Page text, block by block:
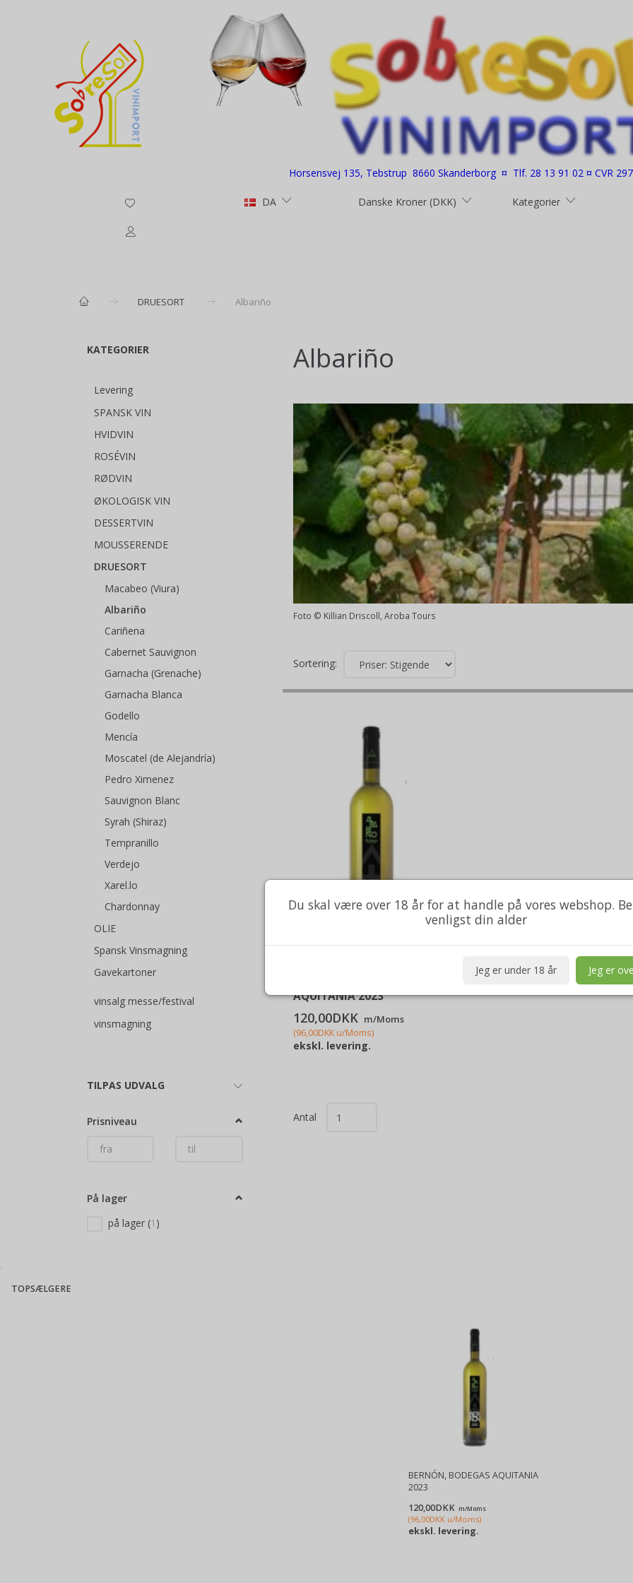
Horsensvej 135, Tebstrup 8660 Skanderborg ¤ Tlf. 28 13 91 02 ¤ CVR
DA Danske Kroner (DKK) Kategorier
DRUESORT Albariño
KATEGORIER
Levering
SPANSK VIN
HVIDVIN
ROSÉVIN
RØDVIN
ØKOLOGISK VIN
DESSERTVIN
MOUSSERENDE
DRUESORT
Macabeo (Viura)
Albariño
Cariñena
Cabernet Sauvignon
Garnacha (Grenache)
Garnacha Blanca
Godello
Mencía
Moscatel (de Alejandría)
Pedro Ximenez
Sauvignon Blanc
Syrah (Shiraz)
Tempranillo
Verdejo
Xarel.lo
Chardonnay
OLIE
Spansk Vinsmagning
Gavekartoner
vinsalg messe/festival
vinsmagning
TILPAS UDVALG
Prisniveau
På lager
på lager (1 )
Albariño
Foto © Killian Driscoll, Aroba Tours
Sortering:
AQUITANIA 2023
120,00DKK m/Moms
(96,00DKKu/Moms)
ekskl. levering.
Antal
TOPSÆLGERE
BERNÓN, BODEGAS AQUITANIA
2023
120,00DKK m/Moms
(96,00DKKu/Moms)
ekskl. levering.
Du skal være over 18 år for at handle på vores webshop.
venligst din alder
Jeg er under 18 år Jeg er